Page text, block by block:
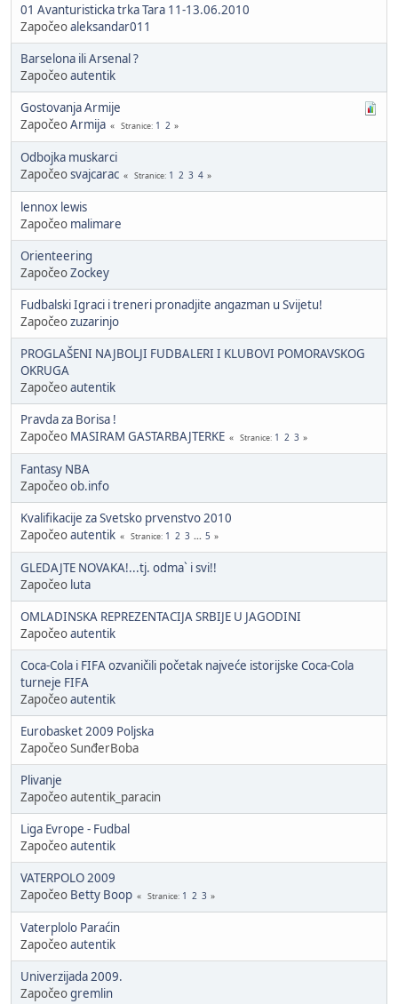
01 Avanturisticka trka Tara 11-13.06.2010
Započeoaleksandar011
Barselona ili Arsenal ?
Započeoautentik
Gostovanja Armije
ZapočeoArmija Stranice 1 2
Odbojka muskarci
Započeosvajcarac Stranice 1 2 3 4
lennox lewis
Započeo malimare
Orienteering
ZapočeoZockey
Fudbalski Igraci i treneri pronadjite angazman u Svijetu!
Započeozuzarinjo
PROGLAŠENI NAJBOLJI FUDBALERI I KLUBOVI POMORAVSKOG
OKRUGA
Započeoautentik
Pravda za Borisa !
Započeo MASIRAM GASTARBAJTERKE Stranice 1 2 3
Fantasy NBA
Započeoob.info
Kvalifikacije za Svetsko prvenstvo 2010
Započeoautentik Stranice 1 2 3 ... 5
GLEDAJTE NOVAKA!...tj. odma` i svi!!
Započeo luta
OMLADINSKA REPREZENTACIJA SRBIJE U JAGODINI
Započeoautentik
Coca-Cola i FIFA ozvaničili početak najveće istorijske Coca-Cola
turneje FIFA
Započeoautentik
Eurobasket 2009 Poljska
Započeo SunđerBoba
Plivanje
Započeo autentik_paracin
Liga Evrope - Fudbal
Započeoautentik
VATERPOLO 2009
Započeo Betty Boop Stranice 1 2 3
Vaterplolo Paraćin
Započeoautentik
Univerzijada 2009.
Započeogremlin